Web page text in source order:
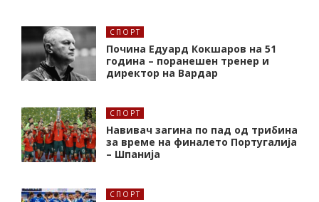
СПОРТ
Почина Едуард Кокшаров на 51
година – поранешен тренер и
директор на Вардар
СПОРТ
Навивач загина по пад од трибина
за време на финалето Португалија
– Шпанија
СПОРТ